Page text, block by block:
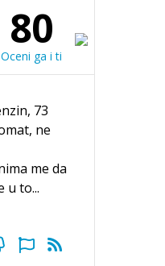
80
Oceni ga i ti
73
ne
me da
u to...